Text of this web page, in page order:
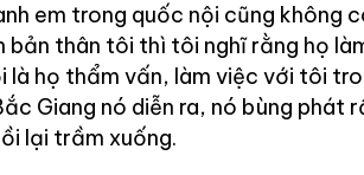
em trong quốc nội cũng không
bản thân tôi thì tôi nghĩ rằng họ
là họ thẩm vấn, làm việc với tôi
Giang nó diễn ra, nó bùng phát
lại trầm xuống.